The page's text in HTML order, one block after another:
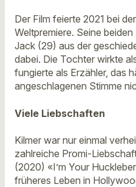
Der Film feierte 2021 bei
Weltpremiere. Seine
Jack (29) aus der
dabei. Die Tochter wirkte
fungierte als Erzähler, das
angeschlagenen Stimme
Viele Liebschaften
Kilmer war nur einmal
zahlreiche Promi-
(2020) «I’m Your
früheres Leben in